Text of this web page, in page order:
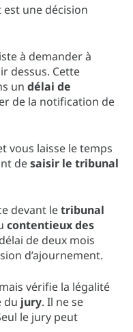
est une décision
à demander à
dessus. Cette
un délai de
de la notification de
vous laisse le temps
desaisir le tribunal
devant letribunal
contentieux des
de deux mois
d’ajournement.
vérifie la légalité
du jury. Il ne se
le jury peut